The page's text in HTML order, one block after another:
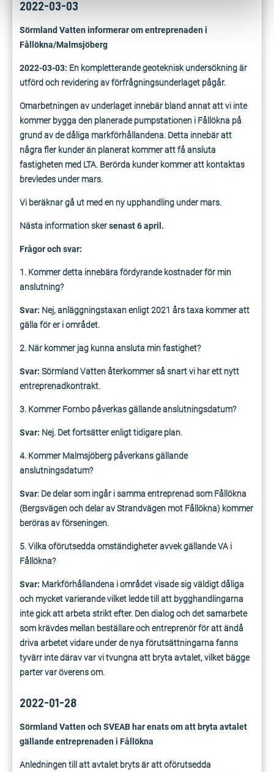
2022-03-03
Sörmland Vatten informerar om entreprenaden i
Fållökna/Malmsjöberg
2022-03-03: En kompletterande geoteknisk undersökning är
utförd och revidering av förfrågningsunderlaget pågår.
Omarbetningen av underlaget innebär bland annat att vi inte
kommer bygga den planerade pumpstationen i Fållökna på
grund av de dåliga markförhållandena. Detta innebär att
några fler kunder än planerat kommer att få ansluta
fastigheten med LTA. Berörda kunder kommer att kontaktas
brevledes under mars.
Vi beräknar gå ut med en ny upphandling under mars.
Nästa information skersenast 6 april.
Frågor och svar:
1. Kommer detta innebära fördyrande kostnader för min
anslutning?
Svar: Nej, anläggningstaxan enligt 2021 års taxa kommer att
gälla för er i området.
2. När kommer jag kunna ansluta min fastighet?
Svar: Sörmland Vatten återkommer så snart vi har ett nytt
entreprenadkontrakt.
3. Kommer Fornbo påverkas gällande anslutningsdatum?
Svar: Nej. Det fortsätter enligt tidigare plan.
4. Kommer Malmsjöberg påverkans gällande
anslutningsdatum?
Svar: De delar som ingår i samma entreprenad som Fållökna
(Bergsvägen och delar av Strandvägen mot Fållökna) kommer
beröras av förseningen.
5. Vilka oförutsedda omständigheter avvek gällande VA i
Fållökna?
Svar: Markförhållandena i området visade sig väldigt dåliga
och mycket varierande vilket ledde till att bygghandlingarna
inte gick att arbeta strikt efter. Den dialog och det samarbete
som krävdes mellan beställare och entreprenör för att ändå
driva arbetet vidare under de nya förutsättningarna fanns
tyvärr inte därav var vi tvungna att bryta avtalet, vilket bägge
parter var överens om.
2022-01-28
Sörmland Vatten och SVEAB har enats om att bryta avtalet
gällande entreprenaden i Fållökna
Anledningen till att avtalet bryts är att oförutsedda